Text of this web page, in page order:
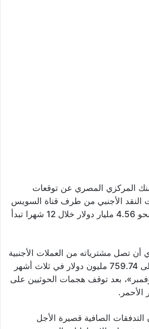
المركزي المصري عن توقعات
النقد الأجنبي من طرف قناة السويس
لـ «المركزي» لتبلغ نحو 4.56 مليار دولار خلال 12 شهرا تبدأ
أن تصل مشترياته من العملات الأجنبية
لدى قناة السويس إلى 759.74 مليون دولار في ثلاث أشهر
بعد توقف هجمات الحوثيين على
الأحمر.
الصافية قصيرة الأجل